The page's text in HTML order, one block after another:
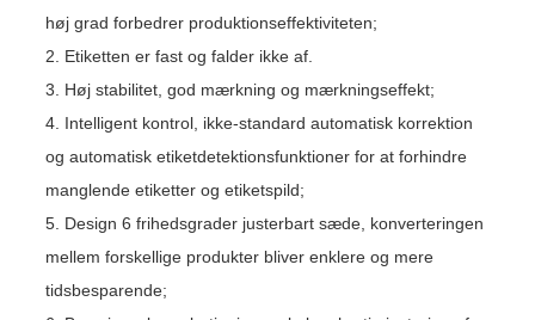
høj grad forbedrer produktionseffektiviteten;
2. Etiketten er fast og falder ikke af.
3. Høj stabilitet, god mærkning og mærkningseffekt;
4. Intelligent kontrol, ikke-standard automatisk korrektion
og automatisk etiketdetektionsfunktioner for at forhindre
manglende etiketter og etiketspild;
5. Design 6 frihedsgrader justerbart sæde, konverteringen
mellem forskellige produkter bliver enklere og mere
tidsbesparende;